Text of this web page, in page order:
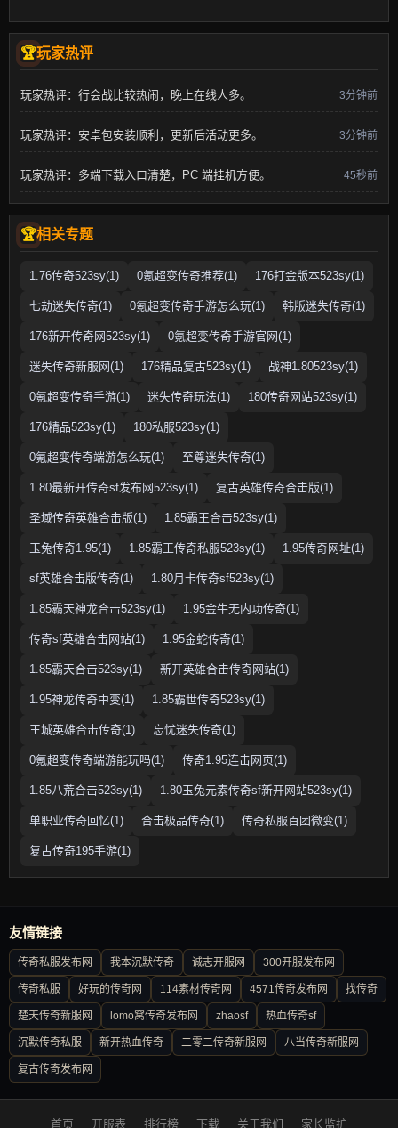
玩家热评
玩家热评：行会战比较热闹，晚上在线人多。 3分钟前
玩家热评：安卓包安装顺利，更新后活动更多。 3分钟前
玩家热评：多端下载入口清楚，PC 端挂机方便。 45秒前
相关专题
1.76传奇523sy(1) 0氪超变传奇推荐(1) 176打金版本523sy(1)
七劫迷失传奇(1) 0氪超变传奇手游怎么玩(1) 韩版迷失传奇(1)
176新开传奇网523sy(1) 0氪超变传奇手游官网(1)
迷失传奇新服网(1) 176精品复古523sy(1) 战神1.80523sy(1)
0氪超变传奇手游(1) 迷失传奇玩法(1) 180传奇网站523sy(1)
176精品523sy(1) 180私服523sy(1)
0氪超变传奇端游怎么玩(1) 至尊迷失传奇(1)
1.80最新开传奇sf发布网523sy(1) 复古英雄传奇合击版(1)
圣域传奇英雄合击版(1) 1.85霸王合击523sy(1)
玉兔传奇1.95(1) 1.85霸王传奇私服523sy(1) 1.95传奇网址(1)
sf英雄合击版传奇(1) 1.80月卡传奇sf523sy(1)
1.85霸天神龙合击523sy(1) 1.95金牛无内功传奇(1)
传奇sf英雄合击网站(1) 1.95金蛇传奇(1)
1.85霸天合击523sy(1) 新开英雄合击传奇网站(1)
1.95神龙传奇中变(1) 1.85霸世传奇523sy(1)
王城英雄合击传奇(1) 忘忧迷失传奇(1)
0氪超变传奇端游能玩吗(1) 传奇1.95连击网页(1)
1.85八荒合击523sy(1) 1.80玉兔元素传奇sf新开网站523sy(1)
单职业传奇回忆(1) 合击极品传奇(1) 传奇私服百团微变(1)
复古传奇195手游(1)
友情链接
传奇私服发布网 我本沉默传奇 诚志开服网 300开服发布网
传奇私服 好玩的传奇网 114素材传奇网 4571传奇发布网 找传奇
楚天传奇新服网 lomo窝传奇发布网 zhaosf 热血传奇sf
沉默传奇私服 新开热血传奇 二零二传奇新服网 八当传奇新服网
复古传奇发布网
首页 开服表 排行榜 下载 关于我们 家长监护